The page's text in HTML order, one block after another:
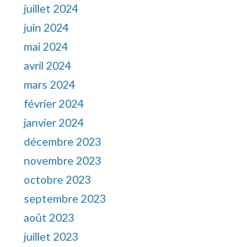
juillet 2024
juin 2024
mai 2024
avril 2024
mars 2024
février 2024
janvier 2024
décembre 2023
novembre 2023
octobre 2023
septembre 2023
août 2023
juillet 2023